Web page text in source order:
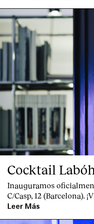
Cocktail Labóh
Inauguramos
C/Casp, 12 (Barcelona).
Leer Más